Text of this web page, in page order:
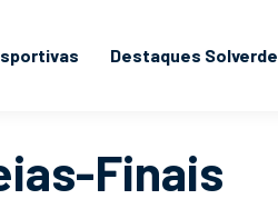
Destaques Solverde
Finais